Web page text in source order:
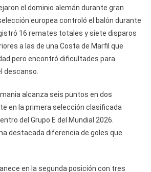
el dominio alemán durante gran
europea controló el balón durante
16 remates totales y siete disparos
a las de una Costa de Marfil que
pero encontró dificultades para
descanso.
alcanza seis puntos en dos
en la primera selección clasificada
del Grupo E del Mundial 2026.
destacada diferencia de goles que
en la segunda posición con tres